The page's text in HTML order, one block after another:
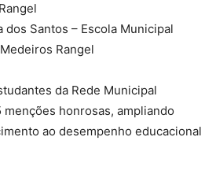
dos Santos – Escola Municipal
Rangel
da Rede Municipal
honrosas, ampliando
ao desempenho educacional